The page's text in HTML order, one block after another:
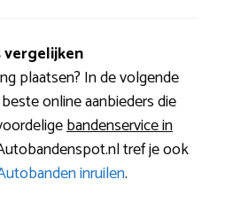
vergelijken
plaatsen? In de volgende
online aanbieders die
bandenservice in
tref je ook
inruilen.